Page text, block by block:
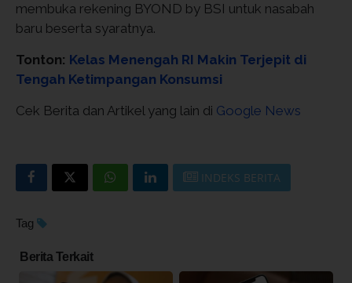
membuka rekening BYOND by BSI untuk nasabah
baru beserta syaratnya.
Tonton: Kelas Menengah RI Makin Terjepit di
Tengah Ketimpangan Konsumsi
Cek Berita dan Artikel yang lain di Google News
INDEKS BERITA
Tag
Berita Terkait